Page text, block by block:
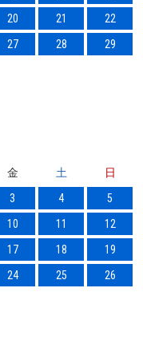
20 21
22
27 28
29
金 土
日
3 4
5
10 11
12
17 18
19
24 25
26